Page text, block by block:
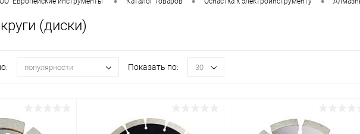
(диски)
популярности Показать по: 30